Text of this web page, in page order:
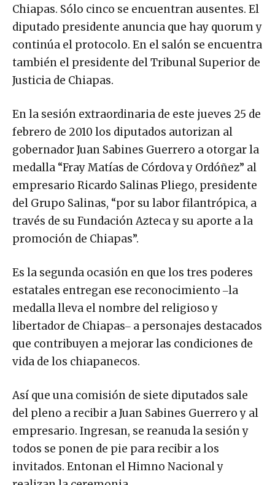
Chiapas. Sólo cinco se encuentran ausentes. El
diputado presidente anuncia que hay quorum y
continúa el protocolo. En el salón se encuentra
también el presidente del Tribunal Superior de
Justicia de Chiapas.
En la sesión extraordinaria de este jueves 25 de
febrero de 2010 los diputados autorizan al
gobernador Juan Sabines Guerrero a otorgar la
medalla “Fray Matías de Córdova y Ordóñez” al
empresario Ricardo Salinas Pliego, presidente
del Grupo Salinas, “por su labor filantrópica, a
través de su Fundación Azteca y su aporte a la
promoción de Chiapas”.
Es la segunda ocasión en que los tres poderes
estatales entregan ese reconocimiento ‒la
medalla lleva el nombre del religioso y
libertador de Chiapas‒ a personajes destacados
que contribuyen a mejorar las condiciones de
vida de los chiapanecos.
Así que una comisión de siete diputados sale
del pleno a recibir a Juan Sabines Guerrero y al
empresario. Ingresan, se reanuda la sesión y
todos se ponen de pie para recibir a los
invitados. Entonan el Himno Nacional y